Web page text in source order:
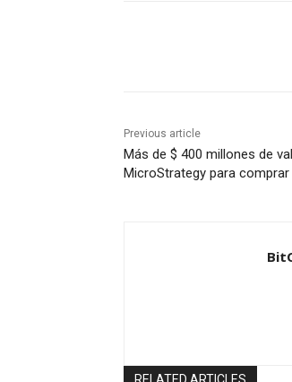
Previous article
Más de $ 400 millones de
MicroStrategy para